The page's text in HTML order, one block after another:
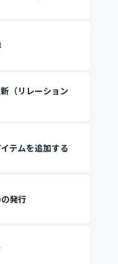
（リレーション
テムを追加する
発行